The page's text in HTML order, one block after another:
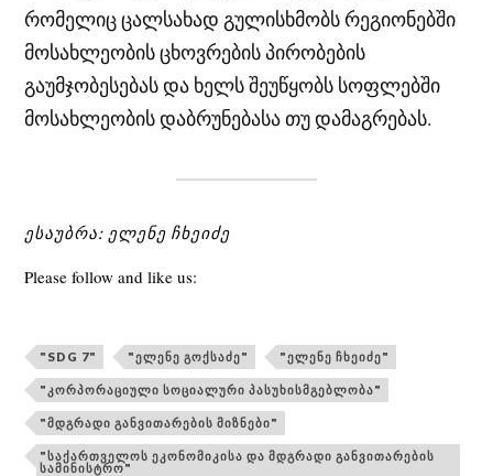
რომელიც ცალსახად გულისხმობს რეგიონებში
მოსახლეობის ცხოვრების პირობების
გაუმჯობესებას და ხელს შეუწყობს სოფლებში
მოსახლეობის დაბრუნებასა თუ დამაგრებას.
ᲔᲡᲐᲣᲑᲠᲐ: ᲔᲚᲔᲜᲔ ᲩᲮᲔᲘᲫᲔ
Please follow and like us:
"SDG 7" "ᲔᲚᲔᲜᲔ ᲒᲝᲥᲡᲐᲫᲔ" "ᲔᲚᲔᲜᲔ ᲩᲮᲔᲘᲫᲔ"
"ᲙᲝᲠᲞᲝᲠᲐᲪᲘᲣᲚᲘ ᲡᲝᲪᲘᲐᲚᲣᲠᲘ ᲞᲐᲡᲣᲮᲘᲡᲛᲒᲔᲑᲚᲝᲑᲐ"
"ᲛᲓᲒᲠᲐᲓᲘ ᲒᲐᲜᲕᲘᲗᲐᲠᲔᲑᲘᲡ ᲛᲘᲖᲜᲔᲑᲘ"
"ᲡᲐᲥᲐᲠᲗᲕᲔᲚᲝᲡ ᲔᲙᲝᲜᲝᲛᲘᲙᲘᲡᲐ ᲓᲐ ᲛᲓᲒᲠᲐᲓᲘ ᲒᲐᲜᲕᲘᲗᲐᲠᲔᲑᲘᲡ
ᲡᲐᲛᲘᲜᲘᲡᲢᲠᲝ"